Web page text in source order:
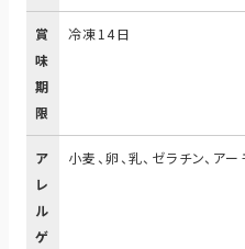
賞
味
期
限
冷凍14日
ア
レ
ル
ゲ
小麦、卵、乳、ゼラチン、アー